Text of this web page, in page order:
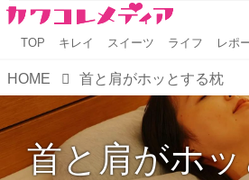
TOP キレイ スイーツ ライフ レポ
HOME 首と肩がホッとする枕
首と肩がホ